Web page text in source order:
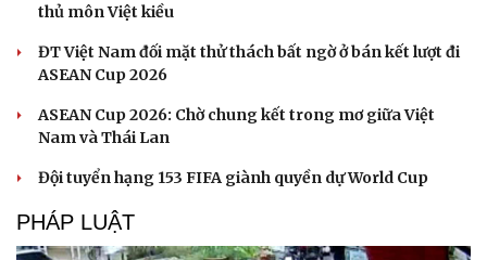
thủ môn Việt kiều
ĐT Việt Nam đối mặt thử thách bất ngờ ở bán kết lượt đi
ASEAN Cup 2026
ASEAN Cup 2026: Chờ chung kết trong mơ giữa Việt
Nam và Thái Lan
Đội tuyển hạng 153 FIFA giành quyền dự World Cup
PHÁP LUẬT